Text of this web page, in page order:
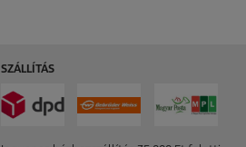
SZÁLLÍTÁS